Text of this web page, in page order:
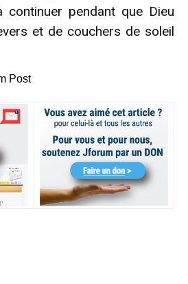
continuer pendant que Dieu
et de couchers de soleil
Post